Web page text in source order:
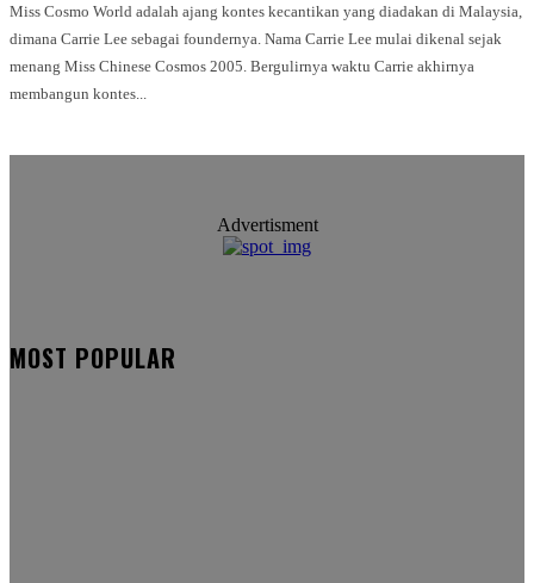
Miss Cosmo World adalah ajang kontes kecantikan yang diadakan di Malaysia,
dimana Carrie Lee sebagai foundernya. Nama Carrie Lee mulai dikenal sejak
menang Miss Chinese Cosmos 2005. Bergulirnya waktu Carrie akhirnya
membangun kontes...
Advertisment
MOST POPULAR